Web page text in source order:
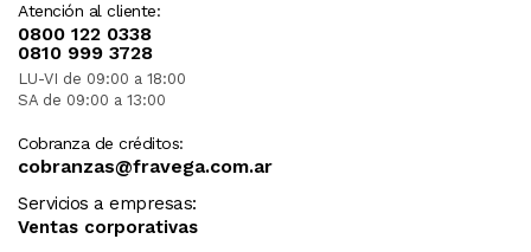
Atención al cliente:
0800 122 0338
0810 999 3728
LU-VI de 09:00 a 18:00
SA de 09:00 a 13:00
Cobranza de créditos:
cobranzas@fravega.com.ar
Servicios a empresas:
Ventas corporativas